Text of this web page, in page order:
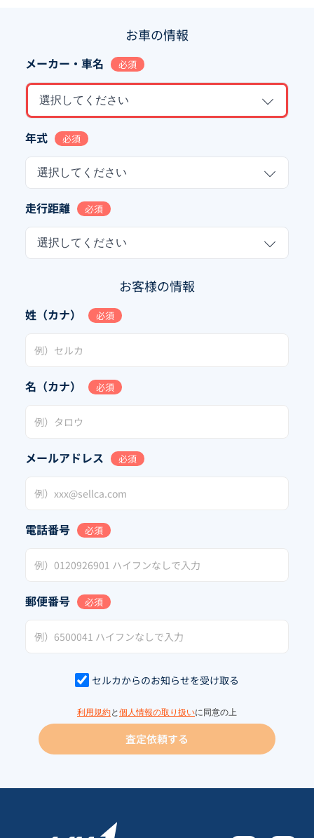
お車の情報
メーカー・車名 必須
選択してください
年式 必須
選択してください
走行距離 必須
選択してください
お客様の情報
姓（カナ） 必須
名（カナ） 必須
メールアドレス 必須
電話番号 必須
郵便番号 必須
セルカからのお知らせを受け取る
利用規約と 個人情報の取り扱いに同意の上
査定依頼する